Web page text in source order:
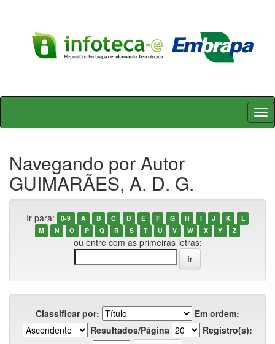
Skip
Navegando por Autor
GUIMARÃES, A. D. G.
Ir para: 0-9 A B C D E F G H I J K
L
M
N O P Q R S T U V W X Y Z
ou entre com as primeiras letras:
Classificar por:
Em ordem:
Resultados/Página
Registro(s):